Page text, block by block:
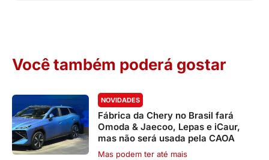
Você também poderá gostar
NOVIDADES
Fábrica da Chery no Brasil fará
Omoda & Jaecoo, Lepas e iCaur,
mas não será usada pela CAOA
Mas podem ter até mais